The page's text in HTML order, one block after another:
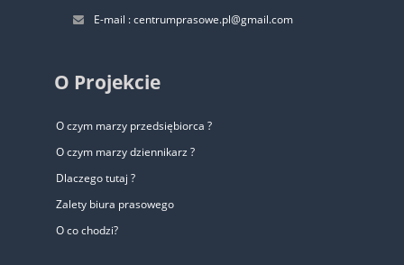
E-mail : centrumprasowe.pl@gmail.com
O Projekcie
O czym marzy przedsiębiorca ?
O czym marzy dziennikarz ?
Dlaczego tutaj ?
Zalety biura prasowego
O co chodzi?